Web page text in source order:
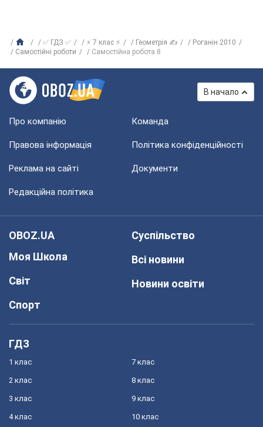
✅ ГДЗ ✅ ⚡ 7 клас ⚡ Геометрія ✍
Роганін 2010
Самостійні роботи
Самостійна робота 8
В начало
Про компанію Команда
Правова інформація Політика конфіденційності
Реклама на сайті Документи
Редакційна політика
OBOZ.UA
Моя Школа
Світ
Спорт
Суспільство
Всі новини
Новини освіти
ГДЗ
1 клас
2 клас
3 клас
4 клас
7 клас
8 клас
9 клас
10 клас